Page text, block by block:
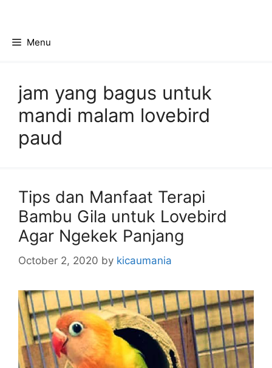
contentMenu
jam yang bagus untuk
mandi malam lovebird
paud
Tips dan Manfaat Terapi
Bambu Gila untuk Lovebird
Agar Ngekek Panjang
October 2, 2020 by kicaumania